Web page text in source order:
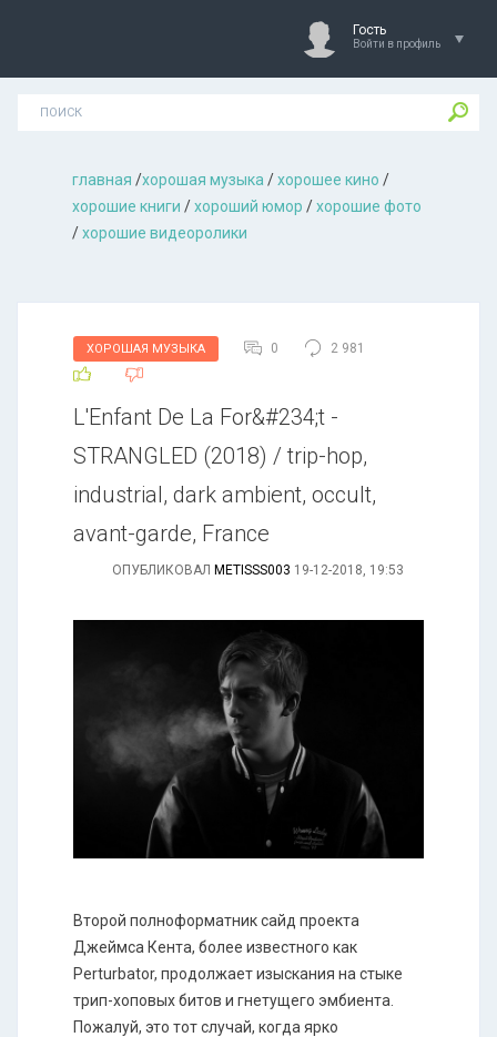
Гость
Войти в профиль
главная /хорошая музыкa /хорошее кино /
хорошие книги /хороший юмор /хорошие фото
/хорошие видеоролики
ХОРОШАЯ МУЗЫКА 0 2 981
L'Enfant De La For&#234;t -
STRANGLED (2018) / trip-hop,
industrial, dark ambient, occult,
avant-garde, France
ОПУБЛИКОВАЛ METISSS003 19-12-2018, 19:53
Второй полноформатник сайд проекта
Джеймса Кента, более известного как
Perturbator, продолжает изыскания на стыке
трип-хоповых битов и гнетущего эмбиента.
Пожалуй, это тот случай, когда ярко